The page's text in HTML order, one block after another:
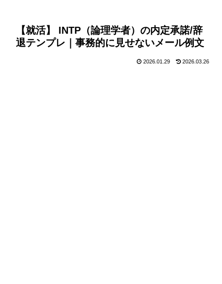
【就活】 INTP（論理学者）の内定承諾/辞
退テンプレ｜事務的に見せないメール例文
2026.01.29 2026.03.26